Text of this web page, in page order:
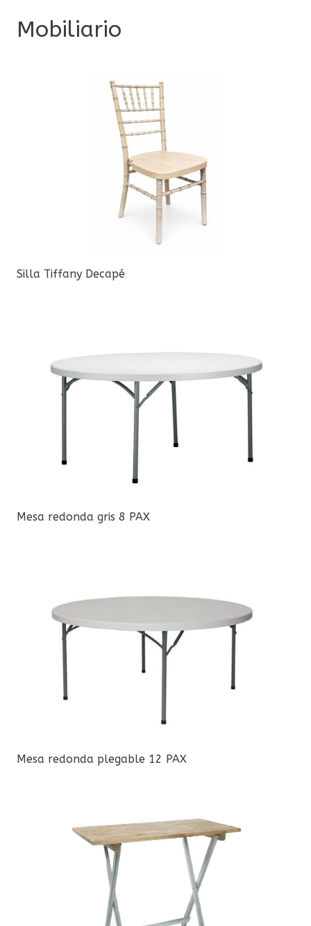
Mobiliario
Silla Tiffany Decapé
Mesa redonda gris 8 PAX
Mesa redonda plegable 12 PAX